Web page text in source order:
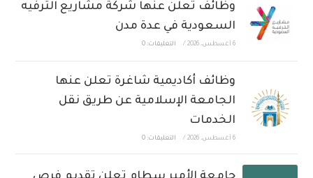
وظائف تعلن عنها شركة مشاريع الترفيه
السعودية في عدة مدن
6 أغسطس، 2026 / التعليقات: 0
وظائف أكاديمية شاغرة تعلن عنها
الجامعة الإسلامية عن طريق نقل
الخدمات
6 أغسطس، 2026 / التعليقات: 0